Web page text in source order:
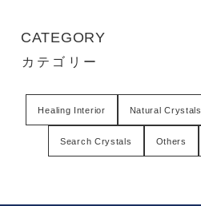
CATEGORY
カテゴリー
Healing Interior Natural Crystals
Search Crystals Others